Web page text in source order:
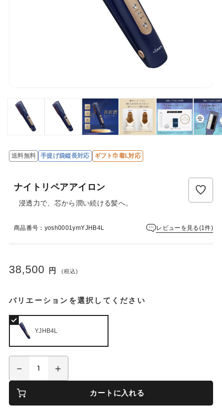
送料無料 手提げ袋縦長対応 ギフト巾着L対応
ナイトリペアアイロン
浸透力で、芯から潤い続ける髪へ。
商品番号：yosh0001ymYJHB4L レビューを見る(1件)
38,500 円 (税込)
バリエーションを選択してください
YJHB4L
カートに入れる